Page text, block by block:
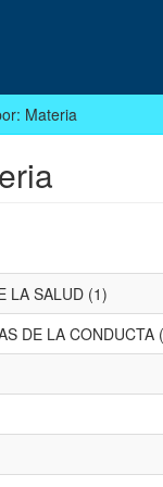
Materia
LA SALUD (1)
DE LA CONDUCTA